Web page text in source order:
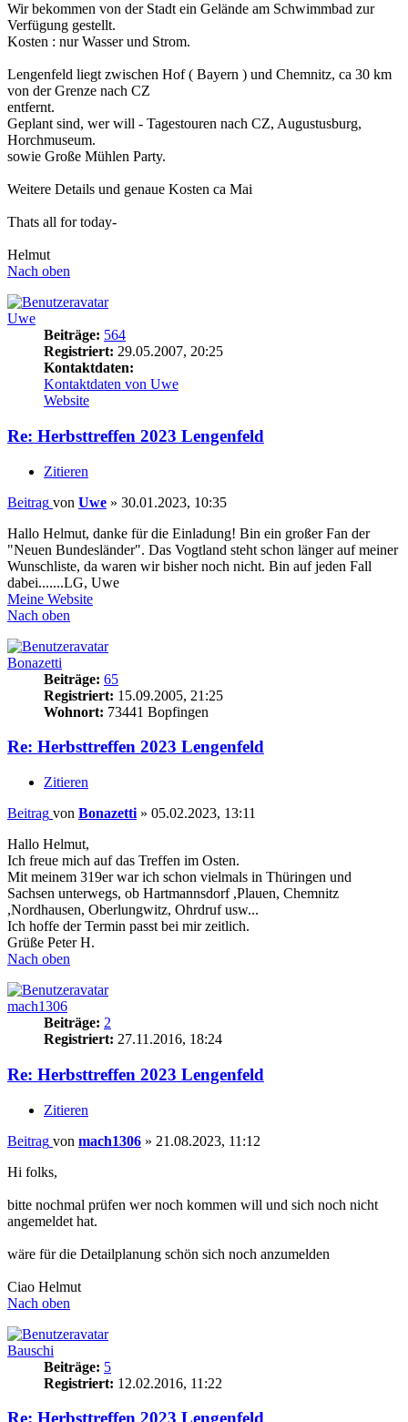
Wir bekommen von der Stadt ein Gelände am Schwimmbad zur
Verfügung gestellt.
Kosten : nur Wasser und Strom.
Lengenfeld liegt zwischen Hof ( Bayern ) und Chemnitz, ca 30 km
von der Grenze nach CZ
entfernt.
Geplant sind, wer will - Tagestouren nach CZ, Augustusburg,
Horchmuseum.
sowie Große Mühlen Party.
Weitere Details und genaue Kosten ca Mai
Thats all for today-
Helmut
Nach oben
Uwe
Beiträge: 564
Registriert: 29.05.2007, 20:25
Kontaktdaten:
Kontaktdaten von Uwe
Website
Re: Herbsttreffen 2023 Lengenfeld
Zitieren
Beitrag von Uwe » 30.01.2023, 10:35
Hallo Helmut, danke für die Einladung! Bin ein großer Fan der
"Neuen Bundesländer". Das Vogtland steht schon länger auf meiner
Wunschliste, da waren wir bisher noch nicht. Bin auf jeden Fall
dabei.......LG, Uwe
Meine Website
Nach oben
Bonazetti
Beiträge: 65
Registriert: 15.09.2005, 21:25
Wohnort: 73441 Bopfingen
Re: Herbsttreffen 2023 Lengenfeld
Zitieren
Beitrag von Bonazetti » 05.02.2023, 13:11
Hallo Helmut,
Ich freue mich auf das Treffen im Osten.
Mit meinem 319er war ich schon vielmals in Thüringen und
Sachsen unterwegs, ob Hartmannsdorf ,Plauen, Chemnitz
,Nordhausen, Oberlungwitz, Ohrdruf usw...
Ich hoffe der Termin passt bei mir zeitlich.
Grüße Peter H.
Nach oben
mach1306
Beiträge: 2
Registriert: 27.11.2016, 18:24
Re: Herbsttreffen 2023 Lengenfeld
Zitieren
Beitrag von mach1306 » 21.08.2023, 11:12
Hi folks,
bitte nochmal prüfen wer noch kommen will und sich noch nicht
angemeldet hat.
wäre für die Detailplanung schön sich noch anzumelden
Ciao Helmut
Nach oben
Bauschi
Beiträge: 5
Registriert: 12.02.2016, 11:22
Re: Herbsttreffen 2023 Lengenfeld